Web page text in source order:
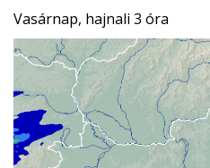
Vasárnap, hajnali 3 óra